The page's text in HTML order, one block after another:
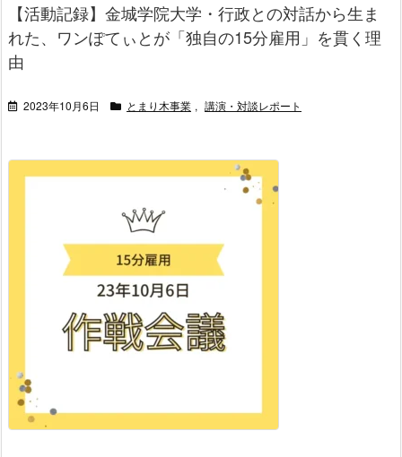
【活動記録】金城学院大学・行政との対話から生ま
れた、ワンぽてぃとが「独自の15分雇用」を貫く理
由
2023年10月6日 とまり木事業 , 講演・対談レポート